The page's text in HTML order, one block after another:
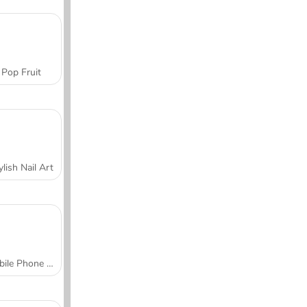
Pop Fruit
Nail Art
Mobile Phone Case Design & DIY